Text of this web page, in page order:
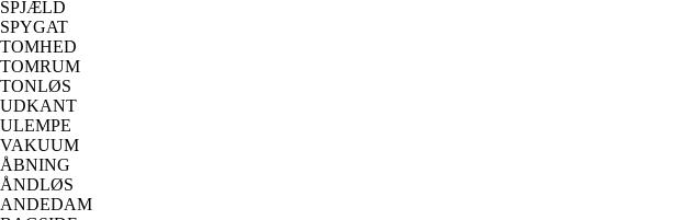
SPJÆLD
SPYGAT
TOMHED
TOMRUM
TONLØS
UDKANT
ULEMPE
VAKUUM
ÅBNING
ÅNDLØS
ANDEDAM